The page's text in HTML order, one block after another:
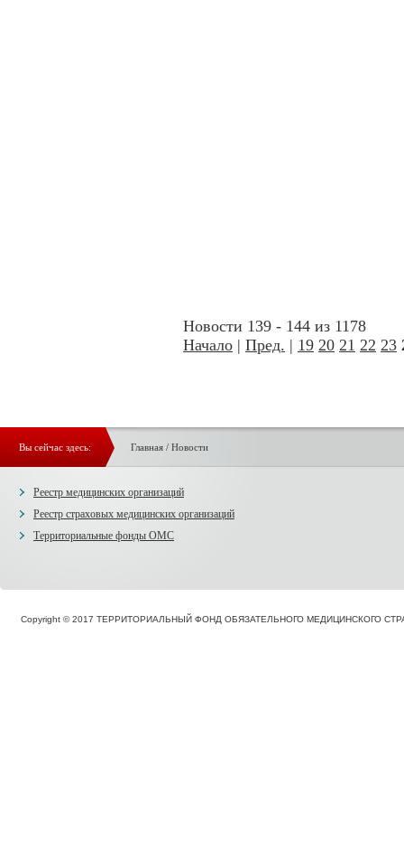
Новости 139 - 144 из 1178
Начало | Пред. | 19 20 21 22 23
Вы сейчас здесь: Главная/ Новости
Реестр медицинских организаций
Реестр страховых медицинских организаций
Территориальные фонды ОМС
Copyright © 2017 ТЕРРИТОРИАЛЬНЫЙ ФОНД ОБЯЗАТЕЛЬНОГО МЕДИЦИНСКОГО